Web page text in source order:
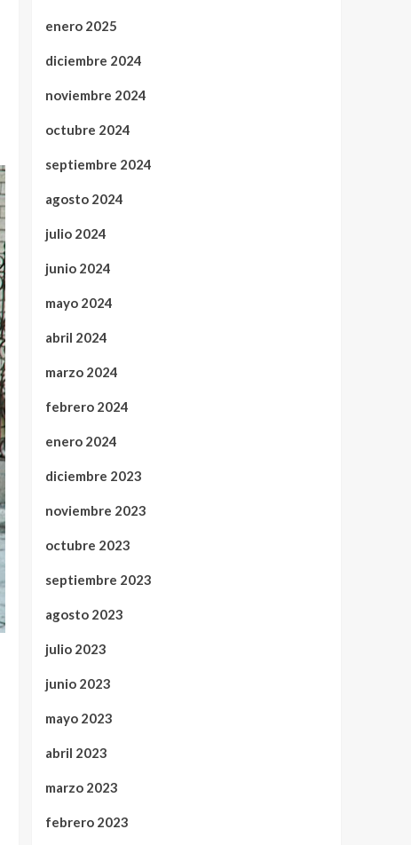
enero 2025
diciembre 2024
noviembre 2024
octubre 2024
septiembre 2024
agosto 2024
julio 2024
junio 2024
mayo 2024
abril 2024
marzo 2024
febrero 2024
enero 2024
diciembre 2023
noviembre 2023
octubre 2023
septiembre 2023
agosto 2023
julio 2023
junio 2023
mayo 2023
abril 2023
marzo 2023
febrero 2023